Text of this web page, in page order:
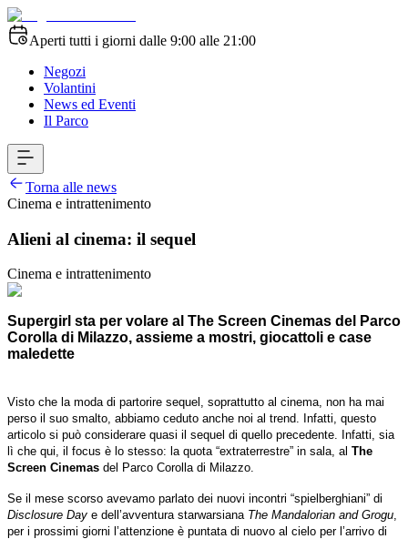
Aperti tutti i giorni dalle 9:00 alle 21:00
Negozi
Volantini
News ed Eventi
Il Parco
Torna alle news
Cinema e intrattenimento
Alieni al cinema: il sequel
Cinema e intrattenimento
Supergirl sta per volare al The Screen Cinemas del Parco
Corolla di Milazzo, assieme a mostri, giocattoli e case
maledette
Visto che la moda di partorire sequel, soprattutto al cinema, non ha mai
perso il suo smalto, abbiamo ceduto anche noi al trend. Infatti, questo
articolo si può considerare quasi il sequel di quello precedente. Infatti, sia
lì che qui, il focus è lo stesso: la quota “extraterrestre” in sala, al The
Screen Cinemas del Parco Corolla di Milazzo.
Se il mese scorso avevamo parlato dei nuovi incontri “spielberghiani” di
Disclosure Day e dell’avventura starwarsiana The Mandalorian and Grogu,
per i prossimi giorni l’attenzione è puntata di nuovo al cielo per l’arrivo di